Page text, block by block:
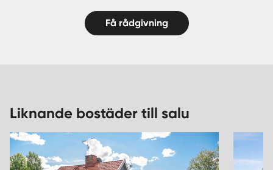
Få rådgivning
Liknande bostäder till salu